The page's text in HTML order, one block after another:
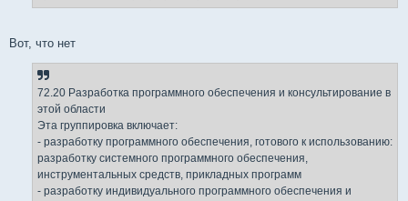
Вот, что нет
72.20 Разработка программного обеспечения и консультирование в
этой области
Эта группировка включает:
- разработку программного обеспечения, готового к использованию:
разработку системного программного обеспечения,
инструментальных средств, прикладных программ
- разработку индивидуального программного обеспечения и